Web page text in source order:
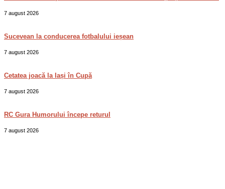
7 august 2026
Sucevean la conducerea fotbalului ieșean
7 august 2026
Cetatea joacă la Iași în Cupă
7 august 2026
RC Gura Humorului începe returul
7 august 2026